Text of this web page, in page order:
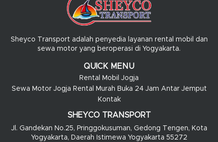
Sheyco Transport adalah penyedia layanan rental mobil dan
sewa motor yang beroperasi di Yogyakarta.
QUICK MENU
Rental Mobil Jogja
Sewa Motor Jogja Rental Murah Buka 24 Jam Antar Jemput
Kontak
SHEYCO TRANSPORT
Jl. Gandekan No.25, Pringgokusuman, Gedong Tengen, Kota
Yogyakarta, Daerah Istimewa Yogyakarta 55272